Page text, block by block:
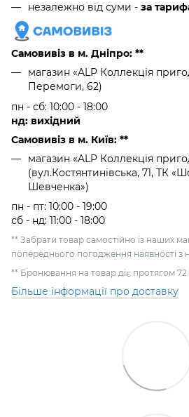
незалежно від суми - за
Самовивіз в м. Дніпро: **
магазин «ALP Коллекція
Перемоги, 62)
пн - сб: 10:00 - 18:00
нд: вихідний
Самовивіз в м. Київ: **
магазин «ALP Коллекція
(вул.Костянтинівська, 71, ТК
Шевченка»)
пн - пт: 10:00 - 19:00
сб - нд: 11:00 - 18:00
** Забрати товар самостійно із наших
попереднього погодження наявності
** Бронювання на товар діє протягом 72
Більше інформації про доставку